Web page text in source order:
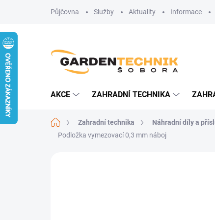
Půjčovna Služby Aktuality Informace
AKCE ZAHRADNÍ TECHNIKA
Domů Zahradní technika Náhradní díly a
Podložka vymezovací 0,3 mm náboj